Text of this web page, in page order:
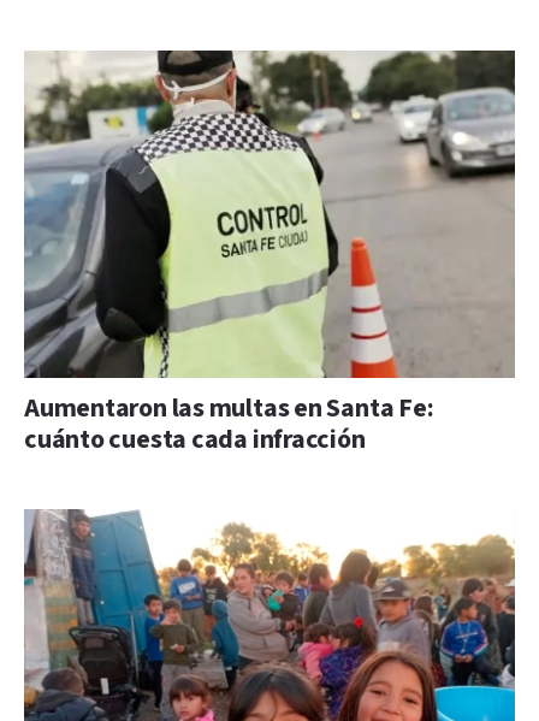
Aumentaron las multas en Santa Fe:
cuánto cuesta cada infracción